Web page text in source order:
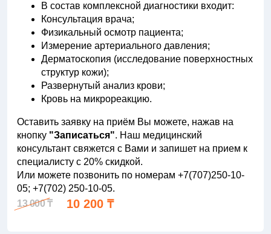
В состав комплексной диагностики входит:
Консультация врача;
Физикальный осмотр пациента;
Измерение артериального давления;
Дерматоскопия (исследование поверхностных
структур кожи);
Развернутый анализ крови;
Кровь на микрореакцию.
Оставить заявку на приём Вы можете, нажав на
кнопку "Записаться". Наш медицинский
консультант свяжется с Вами и запишет на прием к
специалисту с 20% скидкой.
Или можете позвонить по номерам +7(707)250-10-
05; +7(702) 250-10-05.
13 000 ₸
10 200 ₸